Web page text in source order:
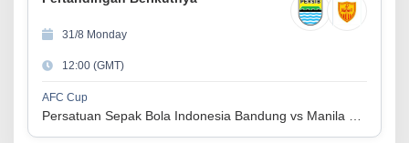
17
39
13
Persijap Jepara
14
Madura United FC
15
PSM Makassar
16
Persis Solo 34 8 10 16
34
31/8 Monday
12:00 (GMT)
AFC Cup